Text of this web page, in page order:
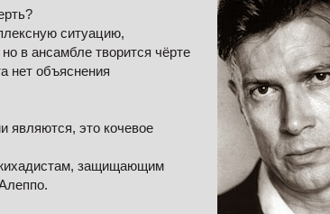
ситуацию,
в ансамбле творится чёрте
нет объяснения
являются, это кочевое
защищающим